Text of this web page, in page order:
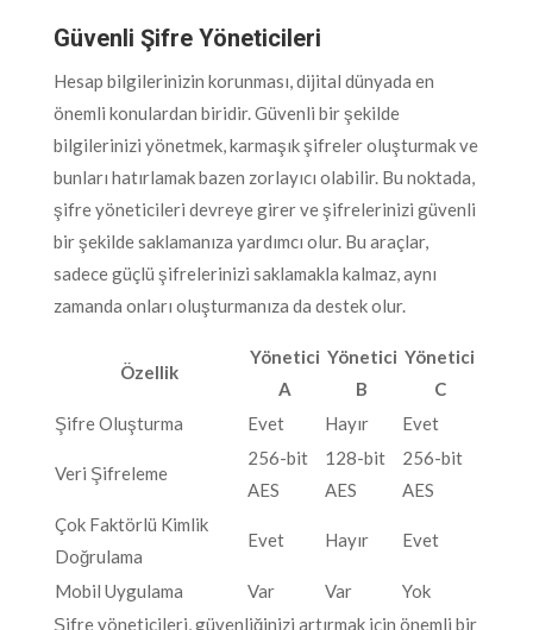
Güvenli Şifre Yöneticileri
Hesap bilgilerinizin korunması, dijital dünyada en
önemli konulardan biridir. Güvenli bir şekilde
bilgilerinizi yönetmek, karmaşık şifreler oluşturmak ve
bunları hatırlamak bazen zorlayıcı olabilir. Bu noktada,
şifre yöneticileri devreye girer ve şifrelerinizi güvenli
bir şekilde saklamanıza yardımcı olur. Bu araçlar,
sadece güçlü şifrelerinizi saklamakla kalmaz, aynı
zamanda onları oluşturmanıza da destek olur.
Özellik
Yönetici
A
Yönetici
B
Yönetici
C
Şifre Oluşturma
Evet Hayır Evet
Veri Şifreleme
256-bit
AES
128-bit
AES
256-bit
AES
Çok Faktörlü Kimlik
Doğrulama
Evet Hayır Evet
Mobil Uygulama Var Var
Yok
Şifre yöneticileri, güvenliğinizi artırmak için önemli bir